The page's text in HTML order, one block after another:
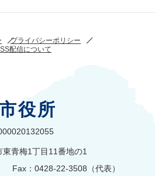
プライバシーポリシー
配信について
役所
青梅1丁目11番地の1
Fax：0428-22-3508（代表）